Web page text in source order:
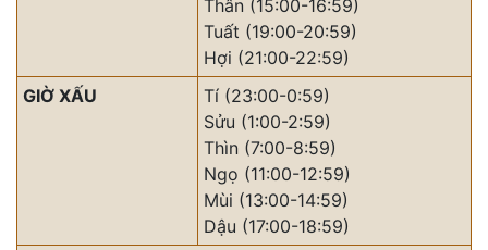
Thân (15:00-16:59)
Tuất (19:00-20:59)
Hợi (21:00-22:59)
GIỜ XẤU
Tí (23:00-0:59)
Sửu (1:00-2:59)
Thìn (7:00-8:59)
Ngọ (11:00-12:59)
Mùi (13:00-14:59)
Dậu (17:00-18:59)